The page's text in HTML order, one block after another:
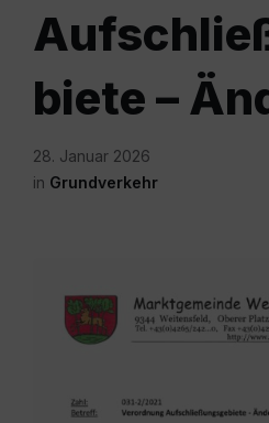
biete –
28. Januar 2026
in Grundverkehr